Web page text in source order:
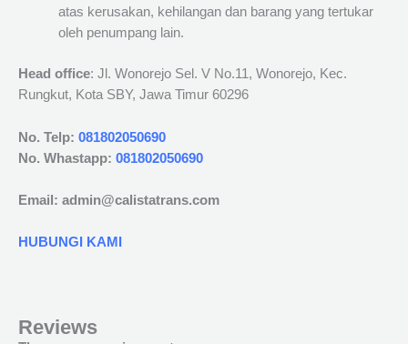
atas kerusakan, kehilangan dan barang yang tertukar
oleh penumpang lain.
Head office: Jl. Wonorejo Sel. V No.11, Wonorejo, Kec.
Rungkut, Kota SBY, Jawa Timur 60296
No. Telp: 081802050690
No. Whastapp: 081802050690
Email: admin@calistatrans.com
HUBUNGI KAMI
Reviews